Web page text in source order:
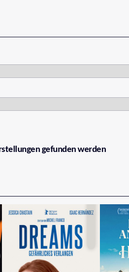
gefunden werden